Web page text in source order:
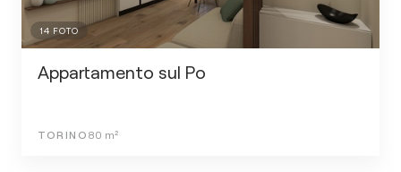
14 FOTO
Appartamento sul Po
TORINO 80 m²